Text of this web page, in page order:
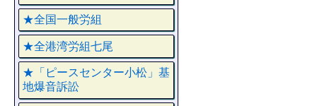
★全国一般労組
★全港湾労組七尾
★「ピースセンター小松」基
地爆音訴訟